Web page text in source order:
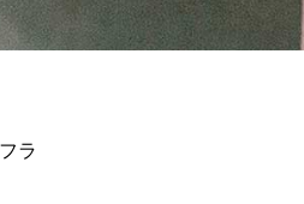
ラ